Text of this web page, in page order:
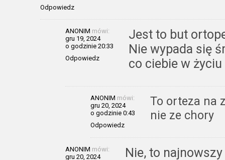
Odpowiedz
ANONIM mówi:
gru 19, 2024
o godzinie 20:33
Odpowiedz
Jest to but
Nie wypada się
co ciebie w
ANONIM mówi:
gru 20, 2024
o godzinie 0:43
Odpowiedz
To orteza na
nie ze chory
ANONIM mówi:
gru 20, 2024
Nie, to